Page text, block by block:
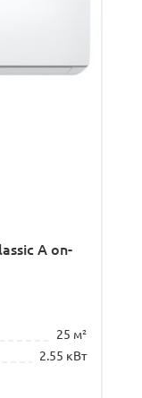
A on-
25 м²
2.55 кВт